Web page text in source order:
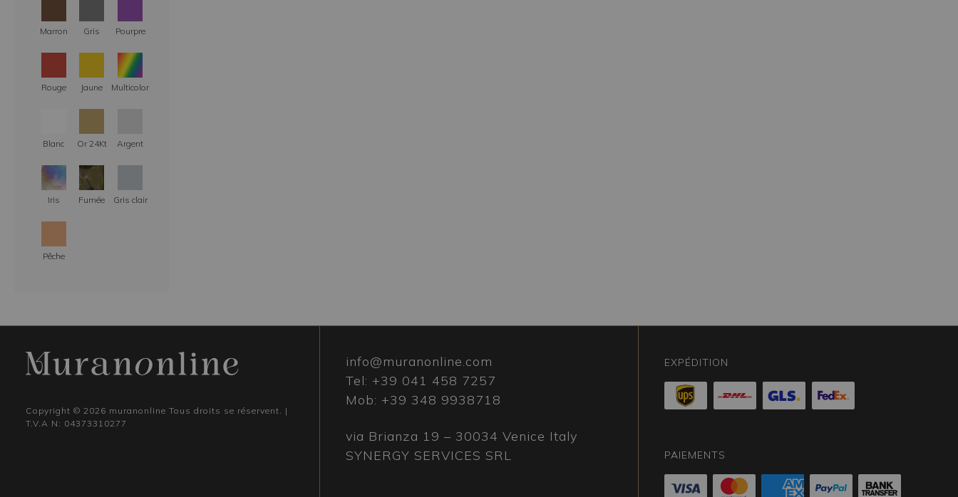
Marron Gris Pourpre
Rouge Jaune Multicolor
Blanc Or 24Kt Argent
Iris Fumée Gris clair
Pêche
Copyright © 2026 muranonline Tous droits se réservent. |
T.V.A N: 04373310277
info@muranonline.com
Tel: +39 041 458 7257
Mob: +39 348 9938718
via Brianza 19 – 30034 Venice Italy
SYNERGY SERVICES SRL
EXPÉDITION
PAIEMENTS